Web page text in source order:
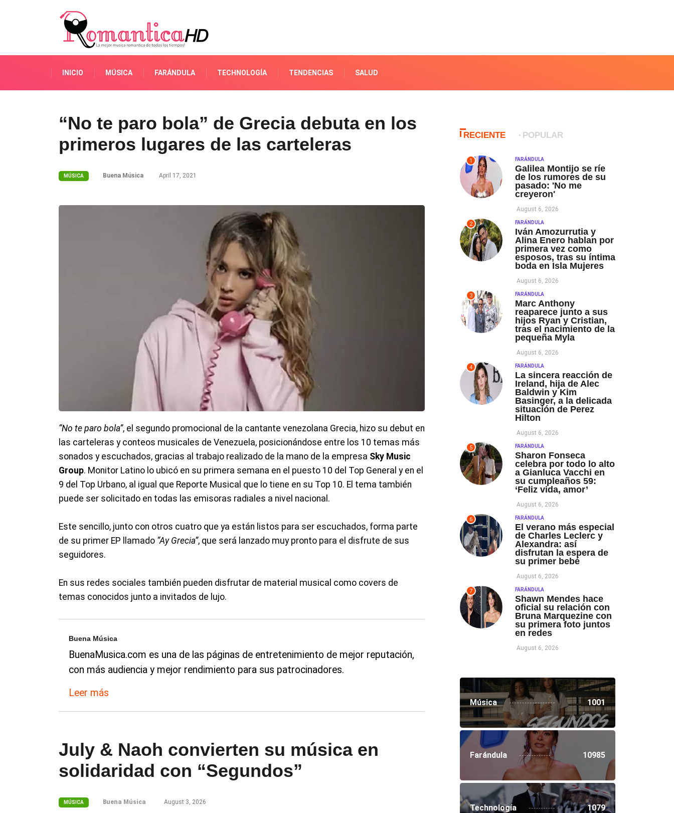
INICIO MÚSICA FARÁNDULA TECHNOLOGÍA TENDENCIAS SALUD
“No te paro bola” de Grecia debuta en los
primeros lugares de las carteleras
MÚSICA Buena Música April 17, 2021
“No te paro bola”, el segundo promocional de la cantante venezolana Grecia, hizo su debut en
las carteleras y conteos musicales de Venezuela, posicionándose entre los 10 temas más
sonados y escuchados, gracias al trabajo realizado de la mano de la empresa Sky Music
Group. Monitor Latino lo ubicó en su primera semana en el puesto 10 del Top General y en el
9 del Top Urbano, al igual que Reporte Musical que lo tiene en su Top 10. El tema también
puede ser solicitado en todas las emisoras radiales a nivel nacional.
Este sencillo, junto con otros cuatro que ya están listos para ser escuchados, forma parte
de su primer EP llamado “Ay Grecia”, que será lanzado muy pronto para el disfrute de sus
seguidores.
En sus redes sociales también pueden disfrutar de material musical como covers de
temas conocidos junto a invitados de lujo.
Buena Música
BuenaMusica.com es una de las páginas de entretenimiento de mejor reputación,
con más audiencia y mejor rendimiento para sus patrocinadores.
Leer más
July & Naoh convierten su música en
solidaridad con “Segundos”
MÚSICA Buena Música August 3, 2026
RECIENTE POPULAR
1 FARÁNDULA
Galilea Montijo se ríe
de los rumores de su
pasado: 'No me
creyeron'
August 6, 2026
2 FARÁNDULA
Iván Amozurrutia y
Alina Enero hablan por
primera vez como
esposos, tras su íntima
boda en Isla Mujeres
August 6, 2026
3 FARÁNDULA
Marc Anthony
reaparece junto a sus
hijos Ryan y Cristian,
tras el nacimiento de la
pequeña Myla
August 6, 2026
4 FARÁNDULA
La sincera reacción de
Ireland, hija de Alec
Baldwin y Kim
Basinger, a la delicada
situación de Perez
Hilton
August 6, 2026
5 FARÁNDULA
Sharon Fonseca
celebra por todo lo alto
a Gianluca Vacchi en
su cumpleaños 59:
‘Feliz vida, amor’
August 6, 2026
6 FARÁNDULA
El verano más especial
de Charles Leclerc y
Alexandra: así
disfrutan la espera de
su primer bebé
August 6, 2026
7 FARÁNDULA
Shawn Mendes hace
oficial su relación con
Bruna Marquezine con
su primera foto juntos
en redes
August 6, 2026
Música 1001
Farándula 10985
Technología 1079